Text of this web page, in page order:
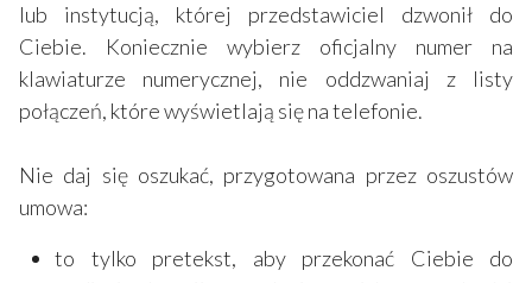
lub instytucją, której przedstawiciel dzwonił do
Ciebie. Koniecznie wybierz oficjalny numer na
klawiaturze numerycznej, nie oddzwaniaj z listy
połączeń, które wyświetlają się na telefonie.
Nie daj się oszukać, przygotowana przez oszustów
umowa:
to tylko pretekst, aby przekonać Ciebie do